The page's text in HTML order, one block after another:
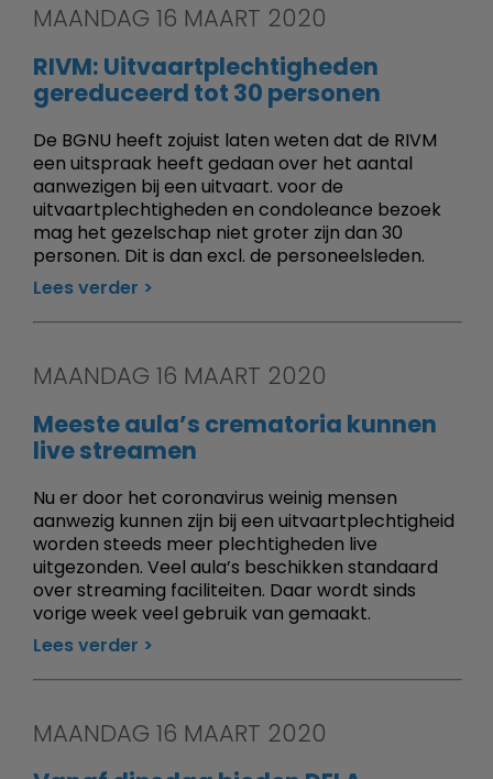
MAANDAG 16 MAART 2020
RIVM: Uitvaartplechtigheden
gereduceerd tot 30 personen
De BGNU heeft zojuist laten weten dat de RIVM
een uitspraak heeft gedaan over het aantal
aanwezigen bij een uitvaart. voor de
uitvaartplechtigheden en condoleance bezoek
mag het gezelschap niet groter zijn dan 30
personen. Dit is dan excl. de personeelsleden.
Lees verder
MAANDAG 16 MAART 2020
Meeste aula’s crematoria kunnen
live streamen
Nu er door het coronavirus weinig mensen
aanwezig kunnen zijn bij een uitvaartplechtigheid
worden steeds meer plechtigheden live
uitgezonden. Veel aula’s beschikken standaard
over streaming faciliteiten. Daar wordt sinds
vorige week veel gebruik van gemaakt.
Lees verder
MAANDAG 16 MAART 2020